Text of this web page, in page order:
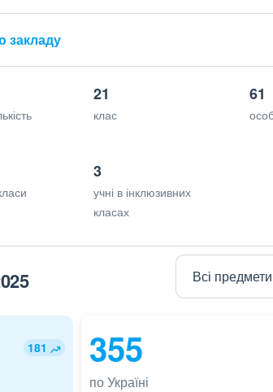
закладу
21
клас
61
3
учні в інклюзивних
класах
181 355
по Україні